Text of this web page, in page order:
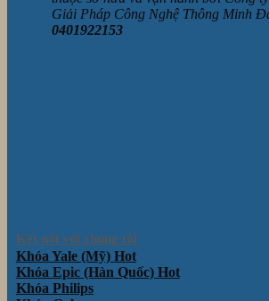
Giải Pháp Công Nghệ Thông Minh
0401922153
Kết nối với chúng tôi
Khóa Yale (Mỹ)
Khóa Epic (Hàn Quốc)
Khóa Philips